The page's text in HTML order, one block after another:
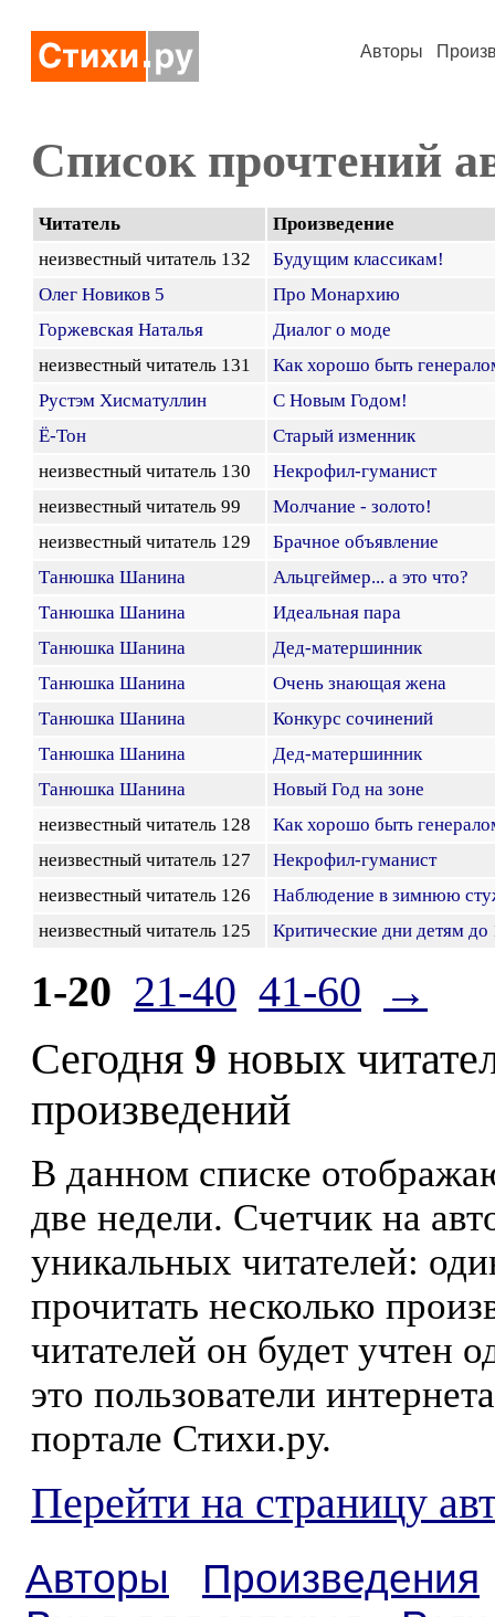
Авторы
Список прочтений
Читатель
Произведение
неизвестный читатель 132
Будущим классикам!
Олег Новиков 5
Про Монархию
Горжевская Наталья
Диалог о моде
неизвестный читатель 131
Как хорошо быть
Рустэм Хисматуллин
С Новым Годом!
Ё-Тон
Старый изменник
неизвестный читатель 130
Некрофил-гуманист
неизвестный читатель 99
Молчание - золото!
неизвестный читатель 129
Брачное объявление
Танюшка Шанина
Альцгеймер... а это что?
Танюшка Шанина
Идеальная пара
Танюшка Шанина
Дед-матершинник
Танюшка Шанина
Очень знающая жена
Танюшка Шанина
Конкурс сочинений
Танюшка Шанина
Дед-матершинник
Танюшка Шанина
Новый Год на зоне
неизвестный читатель 128
Как хорошо быть
неизвестный читатель 127
Некрофил-гуманист
неизвестный читатель 126
Наблюдение в зимнюю
неизвестный читатель 125
Критические дни детям
1-20 21-40 41-60
→
Сегодня 9 новых
произведений
В данном списке
две недели. Счетчик на
уникальных читателей:
прочитать несколько
читателей он будет учтен
это пользователи
портале Стихи.ру.
Перейти на страницу
Авторы
Произведения